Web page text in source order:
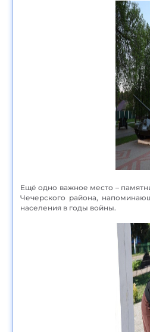
Ещё одно важное место –
Чечерского района,
населения в годы войны.